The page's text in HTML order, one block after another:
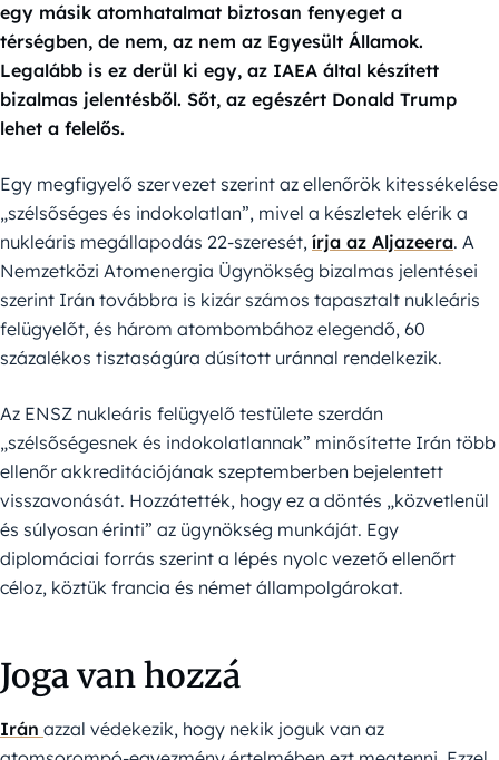
egy másik atomhatalmat biztosan fenyeget a
térségben, de nem, az nem az Egyesült Államok.
Legalább is ez derül ki egy, az IAEA által készített
bizalmas jelentésből. Sőt, az egészért Donald Trump
lehet a felelős.
Egy megfigyelő szervezet szerint az ellenőrök kitessékelése
„szélsőséges és indokolatlan”, mivel a készletek elérik a
nukleáris megállapodás 22-szeresét, írja az Aljazeera. A
Nemzetközi Atomenergia Ügynökség bizalmas jelentései
szerint Irán továbbra is kizár számos tapasztalt nukleáris
felügyelőt, és három atombombához elegendő, 60
százalékos tisztaságúra dúsított uránnal rendelkezik.
Az ENSZ nukleáris felügyelő testülete szerdán
„szélsőségesnek és indokolatlannak” minősítette Irán több
ellenőr akkreditációjának szeptemberben bejelentett
visszavonását. Hozzátették, hogy ez a döntés „közvetlenül
és súlyosan érinti” az ügynökség munkáját. Egy
diplomáciai forrás szerint a lépés nyolc vezető ellenőrt
céloz, köztük francia és német állampolgárokat.
Joga van hozzá
Irán azzal védekezik, hogy nekik joguk van az